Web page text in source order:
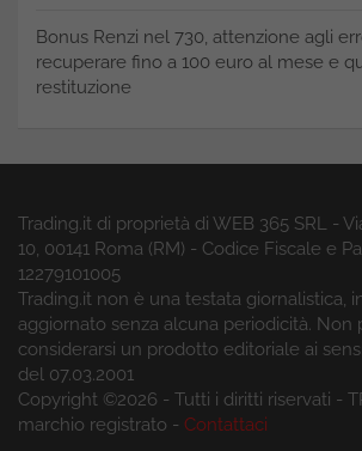
Bonus Renzi nel 730, attenzione agli
recuperare fino a 100 euro al mese e
restituzione
Trading.it di proprietà di WEB 365 SRL -
10, 00141 Roma (RM) - Codice Fiscale e
12279101005
Trading.it non è una testata giornalistica,
aggiornato senza alcuna periodicità. Non
considerarsi un prodotto editoriale ai
del 07.03.2001
Copyright ©2026 - Tutti i diritti riservati -
marchio registrato - Contattaci